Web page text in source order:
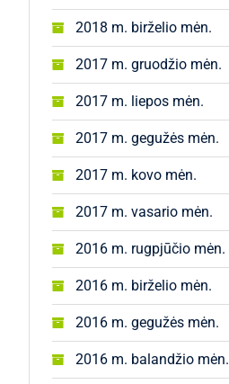
2018 m. birželio mėn.
2017 m. gruodžio mėn.
2017 m. liepos mėn.
2017 m. gegužės mėn.
2017 m. kovo mėn.
2017 m. vasario mėn.
2016 m. rugpjūčio mėn.
2016 m. birželio mėn.
2016 m. gegužės mėn.
2016 m. balandžio mėn.